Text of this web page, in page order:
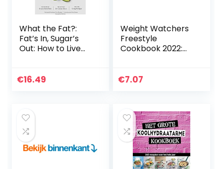
What the Fat?:
Fat’s In, Sugar’s
Out: How to Live
Lifestyle
€16.49
Weight Watchers
Freestyle
Cookbook 2022:
Diet That
€7.07